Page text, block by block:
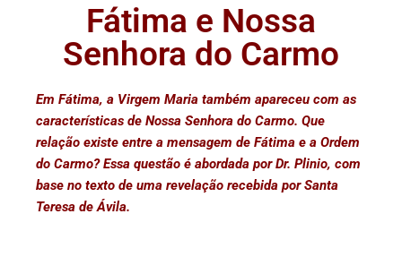
Fátima e Nossa
Senhora do Carmo
Em Fátima, a Virgem Maria também apareceu com as
características de Nossa Senhora do Carmo. Que
relação existe entre a mensagem de Fátima e a Ordem
do Carmo? Essa questão é abordada por Dr. Plinio, com
base no texto de uma revelação recebida por Santa
Teresa de Ávila.